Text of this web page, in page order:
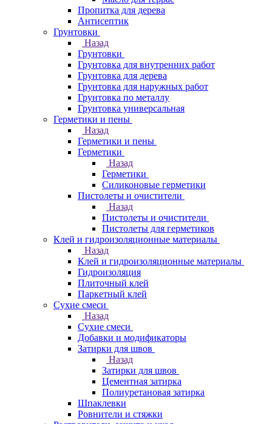
Пропитка для дерева
Антисептик
Грунтовки
Назад
Грунтовки
Грунтовка для внутренних работ
Грунтовка для дерева
Грунтовка для наружных работ
Грунтовка по металлу
Грунтовка универсальная
Герметики и пены
Назад
Герметики и пены
Герметики
Назад
Герметики
Силиконовые герметики
Пистолеты и очистители
Назад
Пистолеты и очистители
Пистолеты для герметиков
Клей и гидроизоляционные материалы
Назад
Клей и гидроизоляционные материалы
Гидроизоляция
Плиточный клей
Паркетный клей
Сухие смеси
Назад
Сухие смеси
Добавки и модификаторы
Затирки для швов
Назад
Затирки для швов
Цементная затирка
Полиуретановая затирка
Шпаклевки
Ровнители и стяжки